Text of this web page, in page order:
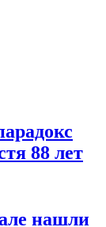
88 лет
нашли